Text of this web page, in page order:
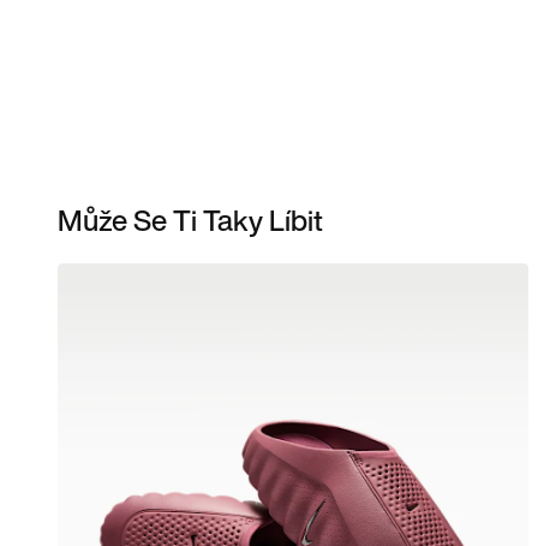
Může Se Ti Taky Líbit